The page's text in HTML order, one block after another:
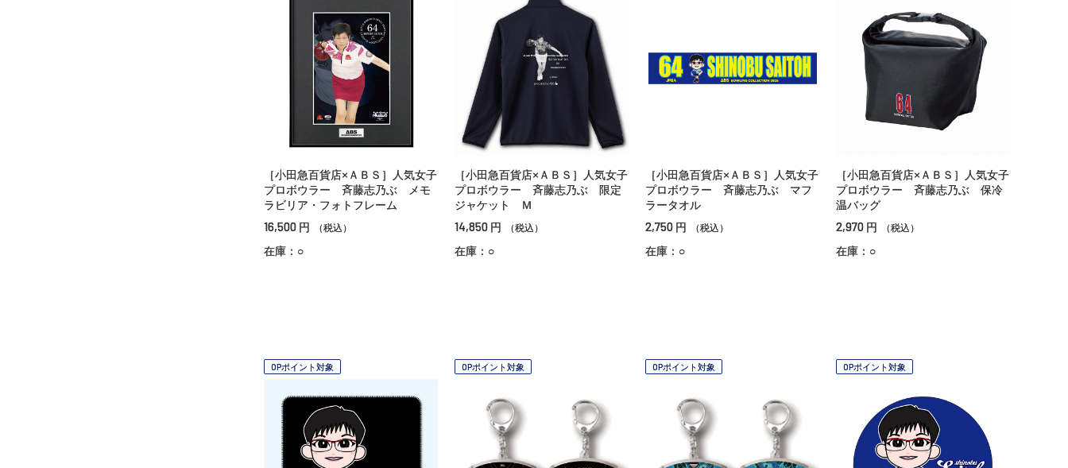
［小田急百貨店×ＡＢＳ］人気女子
プロボウラー 斉藤志乃ぶ メモ
ラビリア・フォトフレーム
16,500 円 （税込）
在庫：○
［小田急百貨店×ＡＢＳ］人気女子
プロボウラー 斉藤志乃ぶ 限定
ジャケット Ｍ
14,850 円 （税込）
在庫：○
［小田急百貨店×ＡＢＳ］人気女子
プロボウラー 斉藤志乃ぶ マフ
ラータオル
2,750 円 （税込）
在庫：○
［小田急百貨店×ＡＢＳ］人気女子
プロボウラー 斉藤志乃ぶ 保冷
温バッグ
2,970 円 （税込）
在庫：○
OPポイント対象 OPポイント対象 OPポイント対象 OPポイント対象